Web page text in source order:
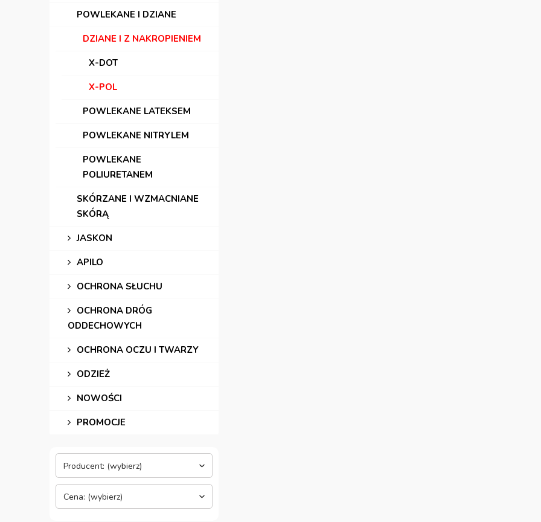
POWLEKANE I DZIANE
DZIANE I Z NAKROPIENIEM
X-DOT
X-POL
POWLEKANE LATEKSEM
POWLEKANE NITRYLEM
POWLEKANE
POLIURETANEM
SKÓRZANE I WZMACNIANE
SKÓRĄ
JASKON
APILO
OCHRONA SŁUCHU
OCHRONA DRÓG
ODDECHOWYCH
OCHRONA OCZU I TWARZY
ODZIEŻ
NOWOŚCI
PROMOCJE
Producent: (wybierz)
Cena: (wybierz)